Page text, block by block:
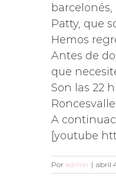
Patty, que
Hemos
Antes de
que
Son las 22
A
[youtube
Por admin | abril